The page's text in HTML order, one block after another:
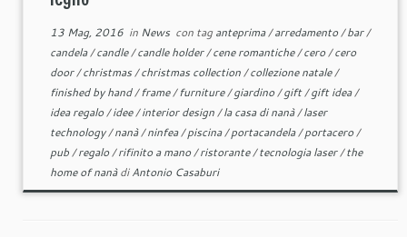
13 Mag, 2016in News con taganteprima/arredamento/bar/
candela/candle/candle holder/cene romantiche/cero/cero
door/christmas/christmas collection/collezione natale/
finished by hand/frame/furniture/giardino/gift/gift idea/
idea regalo/idee/interior design/la casa di nanà/laser
technology/nanà/ninfea/piscina/portacandela/portacero/
pub/regalo/rifinito a mano/ristorante/tecnologia laser/the
home of nanàdiAntonio Casaburi